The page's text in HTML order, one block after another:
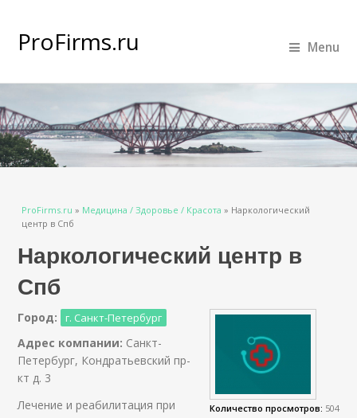
ProFirms.ru Menu
Вы здесь
ProFirms.ru » Медицина / Здоровье / Красота » Наркологический
центр в Спб
Наркологический центр в
Спб
Количество просмотров: 504
Город: г. Санкт-Петербург
Адрес компании: Санкт-
Петербург, Кондратьевский пр-
кт д. 3
Лечение и реабилитация при